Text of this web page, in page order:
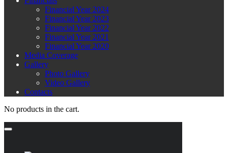
Financial Year 2024
Financial Year 2023
Financial Year 2022
Financial Year 2021
Financial Year 2020
Media Coverage
Gallery
Photo Gallery
Video Gallery
Contacts
No products in the cart.